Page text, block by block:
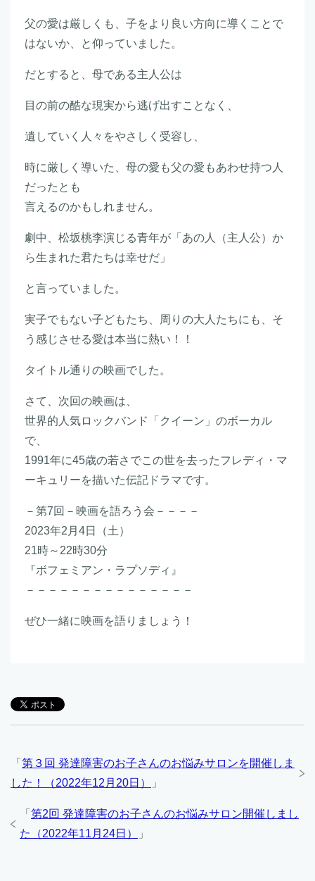
父の愛は厳しくも、子をより良い方向に導くことで
はないか、と仰っていました。
だとすると、母である主人公は
目の前の酷な現実から逃げ出すことなく、
遺していく人々をやさしく受容し、
時に厳しく導いた、母の愛も父の愛もあわせ持つ人
だったとも
言えるのかもしれません。
劇中、松坂桃李演じる青年が「あの人（主人公）か
ら生まれた君たちは幸せだ」
と言っていました。
実子でもない子どもたち、周りの大人たちにも、そ
う感じさせる愛は本当に熱い！！
タイトル通りの映画でした。
さて、次回の映画は、
世界的人気ロックバンド「クイーン」のボーカル
で、
1991年に45歳の若さでこの世を去ったフレディ・マ
ーキュリーを描いた伝記ドラマです。
－第7回－映画を語ろう会－－－－
2023年2月4日（土）
21時～22時30分
『ボフェミアン・ラプソディ』
－－－－－－－－－－－－－－－
ぜひ一緒に映画を語りましょう！
「 第３回 発達障害のお子さんのお悩みサロンを開催しま
した！（2022年12月20日）
」
「 第2回 発達障害のお子さんのお悩みサロン開催しまし
た（2022年11月24日）
」